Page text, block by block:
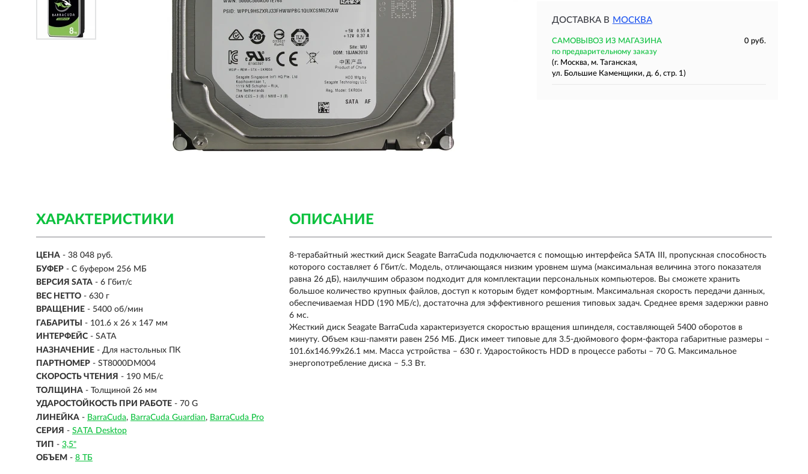
ДОСТАВКА В МОСКВА
САМОВЫВОЗ ИЗ МАГАЗИНА
0 руб.
по предварительному заказу
(г. Москва, м. Таганская,
ул. Большие Каменщики, д. 6, стр. 1)
ХАРАКТЕРИСТИКИ
ЦЕНА - 38 048 руб.
БУФЕР - С буфером 256 МБ
ВЕРСИЯ SATA - 6 Гбит/с
ВЕС НЕТТО - 630 г
ВРАЩЕНИЕ - 5400 об/мин
ГАБАРИТЫ
- 101.6 x 26 x 147 мм
ИНТЕРФЕЙС - SATA
НАЗНАЧЕНИЕ - Для настольных ПК
ПАРТНОМЕР - ST8000DM004
СКОРОСТЬ ЧТЕНИЯ - 190 МБ/с
ТОЛЩИНА - Толщиной 26 мм
УДАРОСТОЙКОСТЬ ПРИ РАБОТЕ - 70 G
ЛИНЕЙКА - BarraCuda BarraCuda Guardian
BarraCuda Pro
СЕРИЯ - SATA Desktop
ТИП - 3,5"
ОБЪЕМ - 8 ТБ
ОПИСАНИЕ
8-терабайтный жесткий диск Seagate BarraCuda подключается с помощью интерфейса SATA III, пропускная способность
которого составляет 6 Гбит/с. Модель, отличающаяся низким уровнем шума (максимальная величина этого показателя
равна 26 дБ), наилучшим образом подходит для комплектации персональных компьютеров. Вы сможете хранить
большое количество крупных файлов, доступ к которым будет комфортным. Максимальная скорость передачи данных,
обеспечиваемая HDD (190 МБ/с), достаточна для эффективного решения типовых задач. Среднее время задержки равно
6 мс.
Жесткий диск Seagate BarraCuda характеризуется скоростью вращения шпинделя, составляющей 5400 оборотов в
минуту. Объем кэш-памяти равен 256 МБ. Диск имеет типовые для 3.5-дюймового форм-фактора габаритные размеры –
101.6x146.99x26.1 мм. Масса устройства – 630 г. Ударостойкость HDD в процессе работы – 70 G. Максимальное
энергопотребление диска – 5.3 Вт.